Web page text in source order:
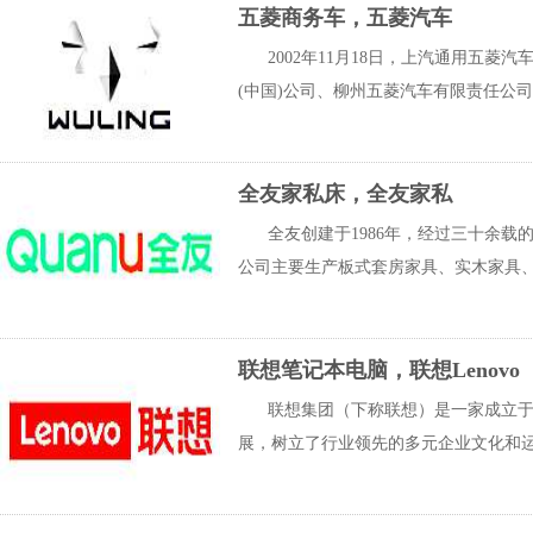
五菱商务车，五菱汽车
2002年11月18日，上汽通用五菱汽
(中国)公司、柳州五菱汽车有限责任公
全友家私床，全友家私
全友创建于1986年，经过三十余载
公司主要生产板式套房家具、实木家具
联想笔记本电脑，联想Lenovo
联想集团（下称联想）是一家成立
展，树立了行业领先的多元企业文化和